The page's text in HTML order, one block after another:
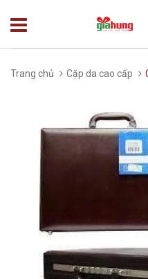
Trang chủ Cặp da cao cấp